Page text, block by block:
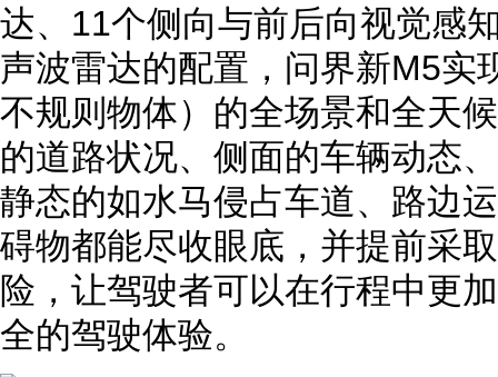
达、11个侧向与前后向视觉感
声波雷达的配置，问界新M5实
不规则物体）的全场景和全天
的道路状况、侧面的车辆动态
静态的如水马侵占车道、路边
碍物都能尽收眼底，并提前采
险，让驾驶者可以在行程中更
全的驾驶体验。